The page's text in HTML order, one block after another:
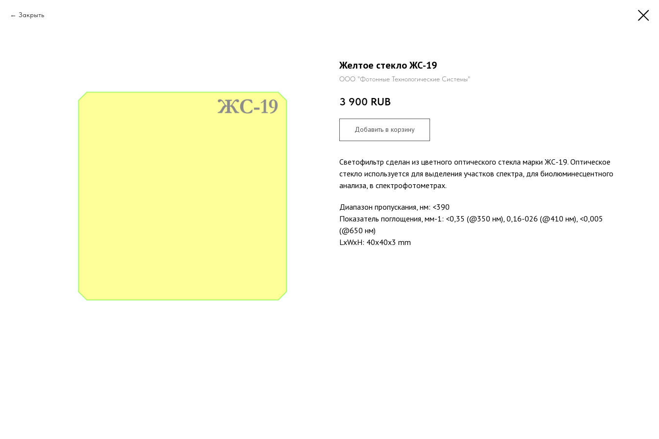
Закрыть
Желтое стекло ЖС-19
ООО "Фотонные Технологические Системы"
3 900 RUB
Добавить в корзину
Светофильтр сделан из цветного оптического стекла марки ЖС-19. Оптическое
стекло используется для выделения участков спектра, для биолюминесцентного
анализа, в спектрофотометрах.
Диапазон пропускания, нм: <390
Показатель поглощения, мм-1: <0,35 (@350 нм), 0,16-026 (@410 нм), <0,005
(@650 нм)
LxWxH: 40x40x3 mm